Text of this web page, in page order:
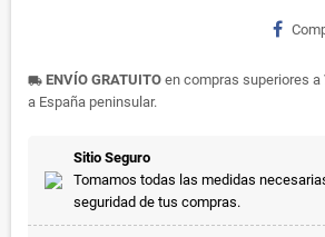
local_shipping ENVÍO GRATUITO en compras superiores a
a España peninsular.
Sitio Seguro
Tomamos todas las medidas
seguridad de tus compras.